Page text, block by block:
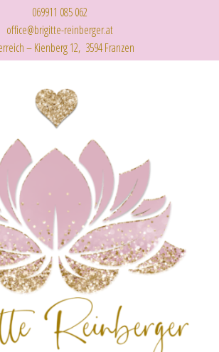
069911 085 062
office@brigitte-reinberger.at
– Kienberg 12, 3594 Franzen